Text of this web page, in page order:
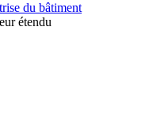
du bâtiment
étendu